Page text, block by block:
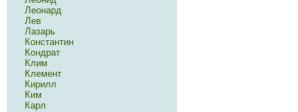
Леонард
Лев
Лазарь
Константин
Кондрат
Клим
Клемент
Кирилл
Ким
Карл